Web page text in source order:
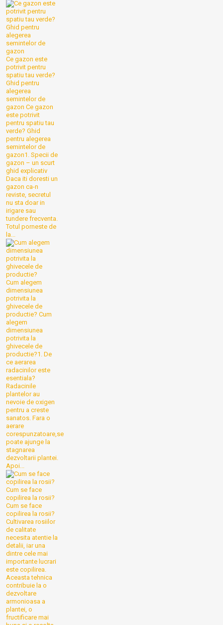
Ce gazon este
potrivit pentru
spatiu tau verde?
Ghid pentru
alegerea
semintelor de
gazonCe gazon
este potrivit
pentru spatiu tau
verde? Ghid
pentru alegerea
semintelor de
gazon1. Specii de
gazon – un scurt
ghid explicativ
Daca iti doresti un
gazon ca-n
reviste, secretul
nu sta doar in
irigare sau
tundere frecventa.
Totul porneste de
la...
Cum alegem
dimensiunea
potrivita la
ghivecele de
productie?Cum
alegem
dimensiunea
potrivita la
ghivecele de
productie?1. De
ce aerarea
radacinilor este
esentiala?
Radacinile
plantelor au
nevoie de oxigen
pentru a creste
sanatos. Fara o
aerare
corespunzatoare,se
poate ajunge la
stagnarea
dezvoltarii plantei.
Apoi...
Cum se face
copilirea la rosii?
Cum se face
copilirea la rosii?
Cultivarea rosiilor
de calitate
necesita atentie la
detalii, iar una
dintre cele mai
importante lucrari
este copilirea.
Aceasta tehnica
contribuie la o
dezvoltare
armonioasa a
plantei, o
fructificare mai